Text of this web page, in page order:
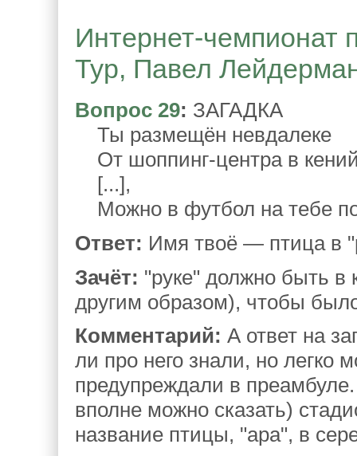
Интернет-чемпионат
Тур, Павел
Вопрос 29: ЗАГАДКА
Ты размещён невдалеке
От шоппинг-центра в
[...],
Можно в футбол на тебе
Ответ: Имя твоё — птица в
Зачёт: "руке" должно быть в
другим образом), чтобы
Комментарий: А ответ на
ли про него знали, но легко
предупреждали в
вполне можно сказать)
название птицы, "ара", в